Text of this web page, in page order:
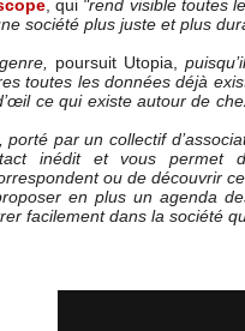
, qui "rend visible toutes
société plus juste et plus
poursuit Utopia,
toutes les données déjà
ce qui existe autour de
porté par un collectif
inédit et vous permet
ou de découvrir
en plus un agenda
facilement dans la société